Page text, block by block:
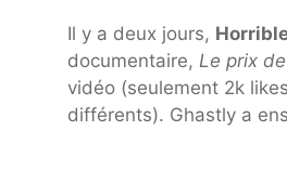
Il y a deux jours,
documentaire, Le prix
vidéo (seulement 2k
différents). Ghastly a